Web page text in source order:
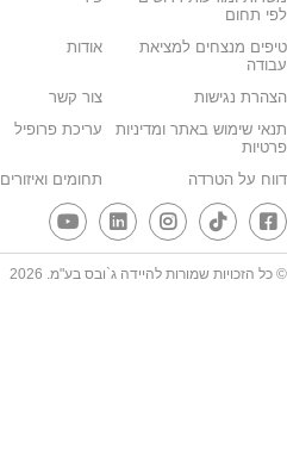
לפי תחום
טיפים מנצחים למציאת
עבודה
אודות
הצהרת נגישות
צור קשר
תנאי שימוש באתר ומדיניות
פרטיות
עריכת פרופיל
דווח על הטרדה תחומים ואיזורים
© כל הזכויות שמורות להיידה ג`ובס בע"מ. 2026